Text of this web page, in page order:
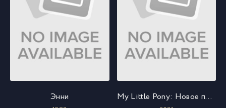
Энни My Little Pony: Новое поколение